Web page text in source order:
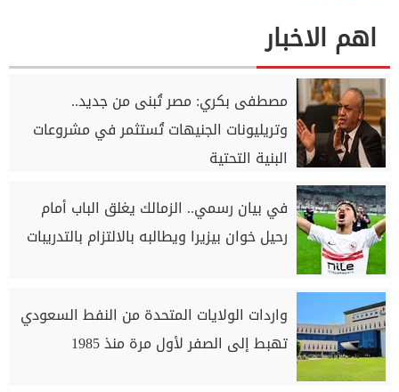
اهم الاخبار
مصطفى بكري: مصر تُبنى من جديد..
وتريليونات الجنيهات تُستثمر في مشروعات
البنية التحتية
في بيان رسمي.. الزمالك يغلق الباب أمام
رحيل خوان بيزيرا ويطالبه بالالتزام بالتدريبات
واردات الولايات المتحدة من النفط السعودي
تهبط إلى الصفر لأول مرة منذ 1985